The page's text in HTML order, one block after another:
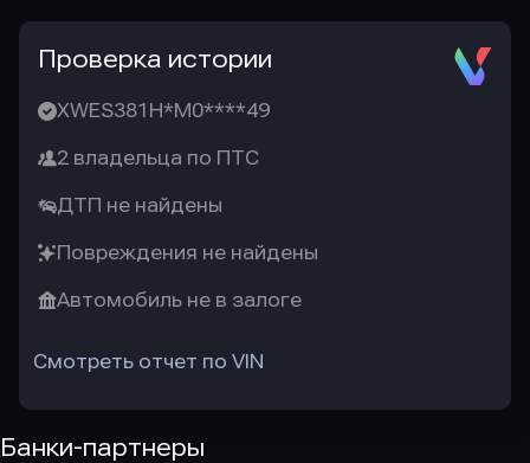
Проверка истории
XWES381H*M0****49
2 владельца по ПТС
ДТП не найдены
Повреждения не найдены
Автомобиль не в залоге
Смотреть отчет по VIN
Банки-партнеры